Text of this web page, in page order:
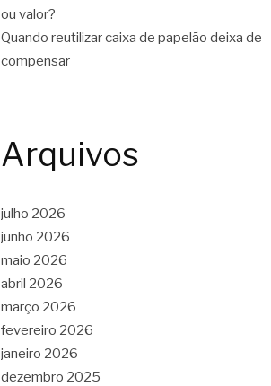
ou valor?
Quando reutilizar caixa de papelão deixa de
compensar
Arquivos
julho 2026
junho 2026
maio 2026
abril 2026
março 2026
fevereiro 2026
janeiro 2026
dezembro 2025